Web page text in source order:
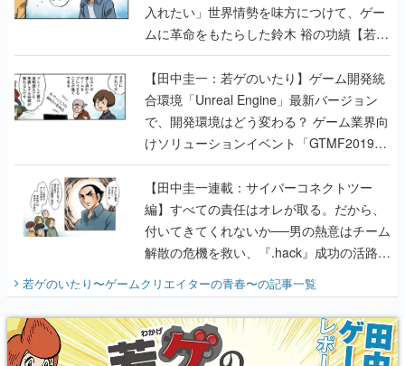
入れたい」世界情勢を味方につけて、ゲー
ムに革命をもたらした鈴木 裕の功績【若ゲ
のいたり】
【田中圭一：若ゲのいたり】ゲーム開発統
合環境「Unreal Engine」最新バージョン
で、開発環境はどう変わる？ ゲーム業界向
けソリューションイベント「GTMF2019」
に行って、より理解を深めよう【PR】
【田中圭一連載：サイバーコネクトツー
編】すべての責任はオレが取る。だから、
付いてきてくれないか──男の熱意はチーム
解散の危機を救い、『.hack』成功の活路を
『少年ジャンプ』色だった【若ゲのいた
り】
若ゲのいたり〜ゲームクリエイターの青春〜の記事一覧